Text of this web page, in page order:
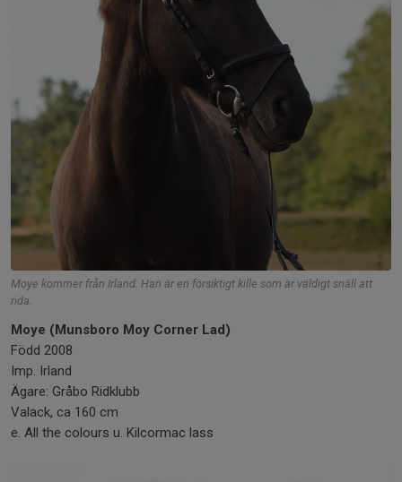
Moye kommer från Irland. Han är en försiktigt kille som är väldigt snäll att
rida.
Moye (Munsboro Moy Corner Lad)
Född 2008
Imp. Irland
Ägare: Gråbo Ridklubb
Valack, ca 160 cm
e. All the colours u. Kilcormac lass